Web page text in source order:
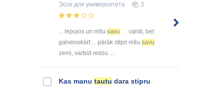
Эссе для университета 3
... lepojos un mīlu savu
valsti, bet
galvenokārt ... pārāk stipri mīlu savu
zemi, varbūt redzu ...
Kas manu tautu dara stipru